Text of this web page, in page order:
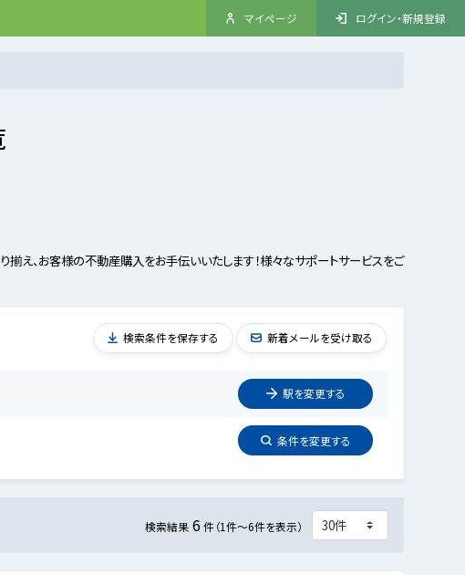
マイページ ログイン・新規登録
、お客様の不動産購入をお手伝いいたします！様々なサポートサービスをご
駅を変更する
条件を変更する
検索条件を保存する 新着メールを受け取る
検索結果 6 件（1件～6件を表示）